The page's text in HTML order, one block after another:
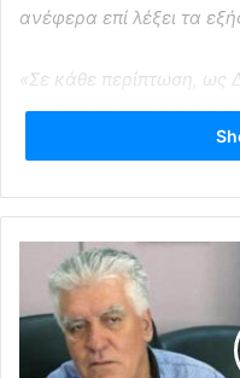
ανέφερα επί λέξει τα
«Σε κάθε περίπτωση, ως
σε κάποιες στοχευμένες
ενέργειες, των οποίων
θα οδηγήσουν σε
των εργαζομένων του.
Όμως, κάθε πράγμα
Προφανώς πολλοί δεν
καταλάβουν.